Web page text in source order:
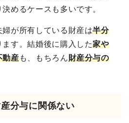
めるケースも多いです。
婦が所有している財産は半分
ます。結婚後に購入した家や
動産も、もちろん財産分与の
分与に関係ない